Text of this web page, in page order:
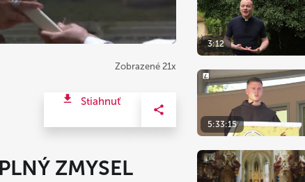
Zobrazené 21x
Stiahnuť
ZMYSEL
3:12
5:33:15